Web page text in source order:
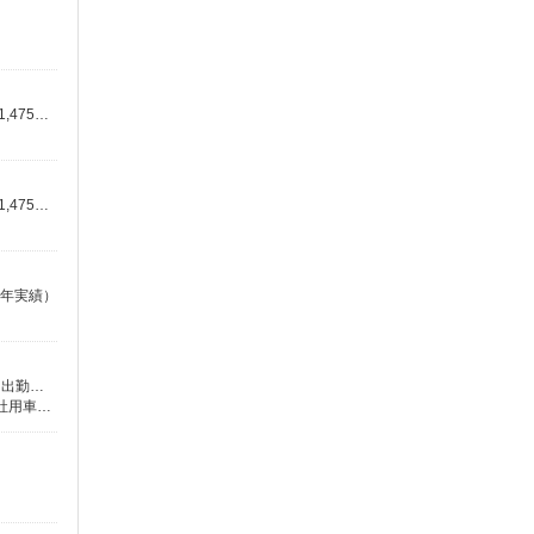
時給1,475円〜 ※フォークや重機の資格は時給＋50円 ☆皆勤手当1万円 月収例：309,794円 （時給1,475円×7.0h×月21日＋時給1,475円×1.25×残業45h＋皆勤手当1万円）
時給1,475円〜 ※フォークや重機の資格は時給＋50円 ☆皆勤手当1万円 月収例：309,794円 （時給1,475円×7.0h×月21日＋時給1,475円×1.25×残業45h＋皆勤手当1万円）
実績）
時給1,240円（22時以降は時給1,550円） ※7〜9月の特別時給です！ ★初めてお仕事始める方に出勤インセンティブあり！ 初日出勤日と出勤5日目に各5,000円支給♪（規定有） ＼日払いOK／ 急な出費の時も安心♪ 働いた分を給料日前に受け取れます！
東京都足立区、荒川区、葛飾区、北区、台東区、及びその周辺 ※基本直行直帰 ※日によって店舗は異なります。 ※場所により社用車送迎あり